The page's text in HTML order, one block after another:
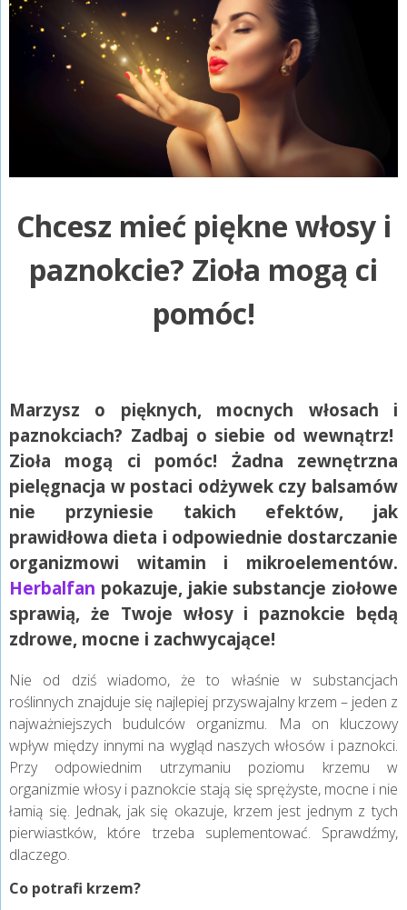
Chcesz mieć piękne włosy i
paznokcie? Zioła mogą ci
pomóc!
Marzysz o pięknych, mocnych włosach i
paznokciach? Zadbaj o siebie od wewnątrz!
Zioła mogą ci pomóc! Żadna zewnętrzna
pielęgnacja w postaci odżywek czy balsamów
nie przyniesie takich efektów, jak
prawidłowa dieta i odpowiednie dostarczanie
organizmowi witamin i mikroelementów.
Herbalfan pokazuje, jakie substancje ziołowe
sprawią, że Twoje włosy i paznokcie będą
zdrowe, mocne i zachwycające!
Nie od dziś wiadomo, że to właśnie w substancjach
roślinnych znajduje się najlepiej przyswajalny krzem – jeden z
najważniejszych budulców organizmu. Ma on kluczowy
wpływ między innymi na wygląd naszych włosów i paznokci.
Przy odpowiednim utrzymaniu poziomu krzemu w
organizmie włosy i paznokcie stają się sprężyste, mocne i nie
łamią się. Jednak, jak się okazuje, krzem jest jednym z tych
pierwiastków, które trzeba suplementować. Sprawdźmy,
dlaczego.
Co potrafi krzem?